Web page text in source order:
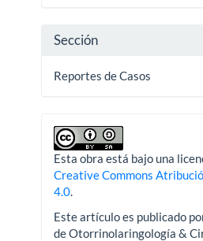
Sección
Reportes de Casos
Esta obra está bajo una
Creative Commons
4.0.
Este artículo es publicado
de Otorrinolaringología &